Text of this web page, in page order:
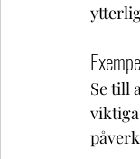
Se till